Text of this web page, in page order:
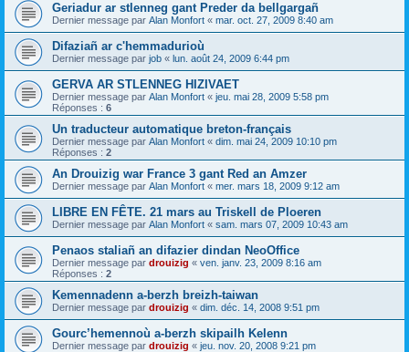
Geriadur ar stlenneg gant Preder da bellgargañ
Dernier message par Alan Monfort « mar. oct. 27, 2009 8:40 am
Difaziañ ar c'hemmadurioù
Dernier message par job « lun. août 24, 2009 6:44 pm
GERVA AR STLENNEG HIZIVAET
Dernier message par Alan Monfort « jeu. mai 28, 2009 5:58 pm
Réponses : 6
Un traducteur automatique breton-français
Dernier message par Alan Monfort « dim. mai 24, 2009 10:10 pm
Réponses : 2
An Drouizig war France 3 gant Red an Amzer
Dernier message par Alan Monfort « mer. mars 18, 2009 9:12 am
LIBRE EN FÊTE. 21 mars au Triskell de Ploeren
Dernier message par Alan Monfort « sam. mars 07, 2009 10:43 am
Penaos staliañ an difazier dindan NeoOffice
Dernier message par drouizig « ven. janv. 23, 2009 8:16 am
Réponses : 2
Kemennadenn a-berzh breizh-taiwan
Dernier message par drouizig « dim. déc. 14, 2008 9:51 pm
Gourc’hemennoù a-berzh skipailh Kelenn
Dernier message par drouizig « jeu. nov. 20, 2008 9:21 pm